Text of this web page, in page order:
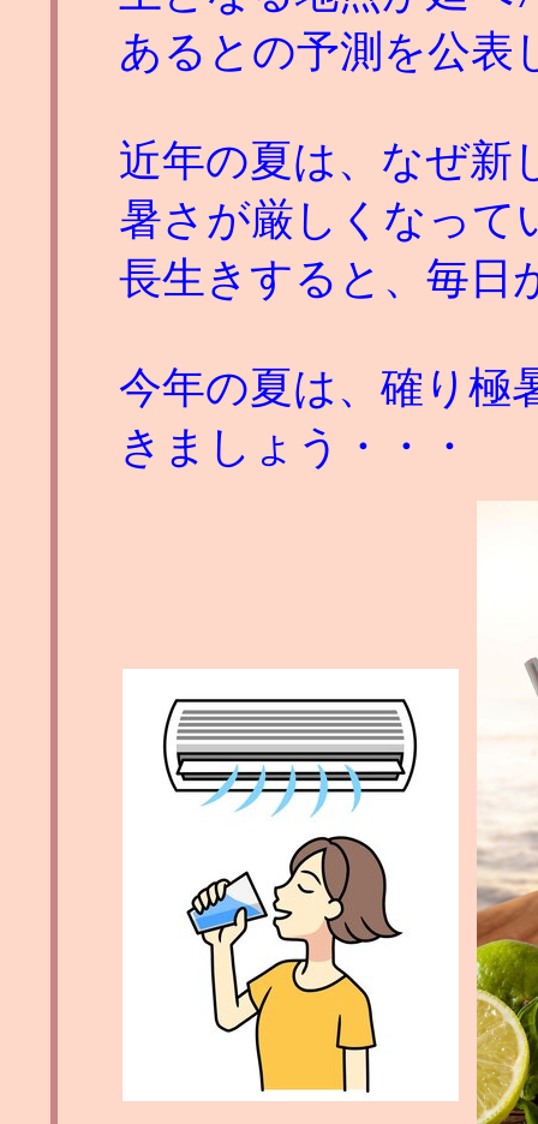
あるとの予測を公表
近年の夏は、なぜ新
暑さが厳しくなって
長生きすると、毎日
今年の夏は、確り極
きましょう・・・